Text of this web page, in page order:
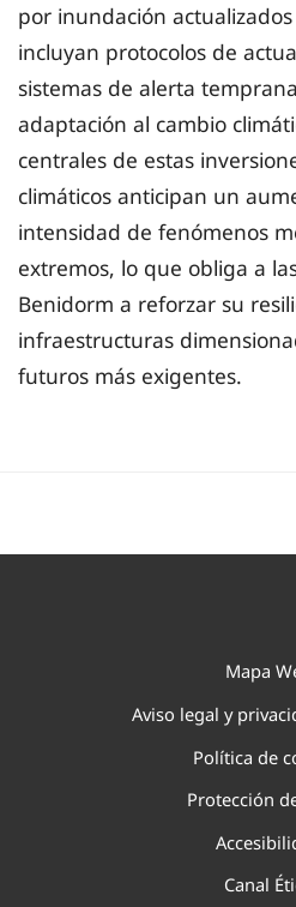
por inundación
incluyan protocolos de
sistemas de alerta
adaptación al cambio
centrales de estas
climáticos anticipan un
intensidad de fenómenos
extremos, lo que obliga a
Benidorm a reforzar su
infraestructuras
futuros más exigentes.
Mapa
Aviso legal y
Política de
Protección
Canal